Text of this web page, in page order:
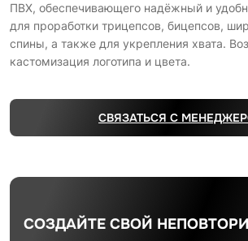
ПВХ, обеспечивающего надёжный и
для проработки трицепсов, бицепсов,
спины, а также для укрепления хвата.
кастомизация логотипа и цвета.
СВЯЗАТЬСЯ С
СОЗДАЙТЕ СВОЙ